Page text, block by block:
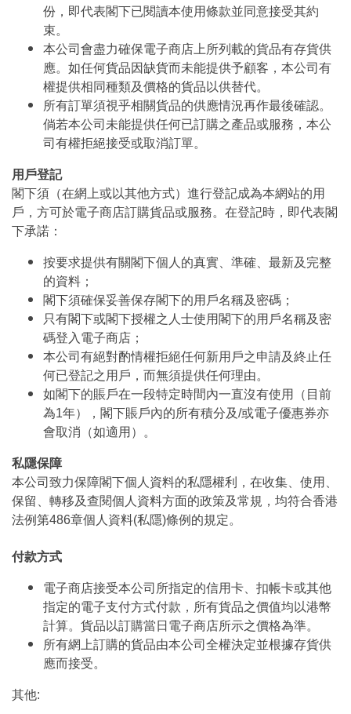
份，即代表閣下已閱讀本使用條款並同意接受其約
束。
本公司會盡力確保電子商店上所列載的貨品有存貨供
應。如任何貨品因缺貨而未能提供予顧客，本公司有
權提供相同種類及價格的貨品以供替代。
所有訂單須視乎相關貨品的供應情況再作最後確認。
倘若本公司未能提供任何已訂購之產品或服務，本公
司有權拒絕接受或取消訂單。
用戶登記
閣下須（在網上或以其他方式）進行登記成為本網站的用
戶，方可於電子商店訂購貨品或服務。在登記時，即代表閣
下承諾：
按要求提供有關閣下個人的真實、準確、最新及完整
的資料；
閣下須確保妥善保存閣下的用戶名稱及密碼；
只有閣下或閣下授權之人士使用閣下的用戶名稱及密
碼登入電子商店；
本公司有絕對酌情權拒絕任何新用戶之申請及終止任
何已登記之用戶，而無須提供任何理由。
如閣下的賬戶在一段特定時間內一直沒有使用（目前
為1年），閣下賬戶內的所有積分及/或電子優惠券亦
會取消（如適用）。
私隱保障
本公司致力保障閣下個人資料的私隱權利，在收集、使用、
保留、轉移及查閱個人資料方面的政策及常規，均符合香港
法例第486章個人資料(私隱)條例的規定。
付款方式
電子商店接受本公司所指定的信用卡、扣帳卡或其他
指定的電子支付方式付款，所有貨品之價值均以港幣
計算。貨品以訂購當日電子商店所示之價格為準。
所有網上訂購的貨品由本公司全權決定並根據存貨供
應而接受。
其他: